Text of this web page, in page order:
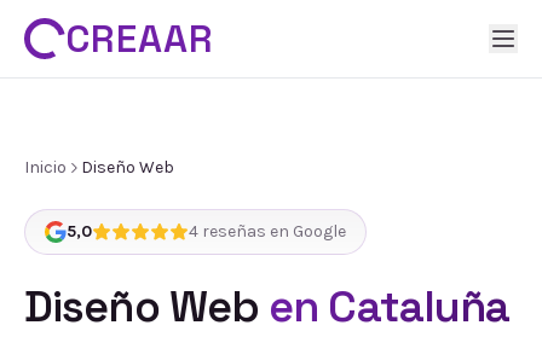
CREAAR
Inicio Diseño Web
5,0 4 reseñas en Google
Diseño Web en Cataluña